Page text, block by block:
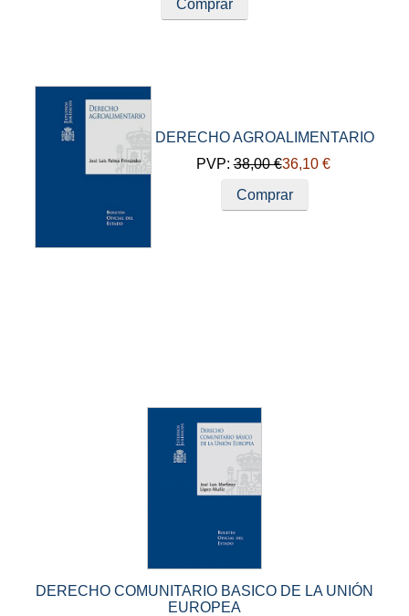
Comprar
DERECHO AGROALIMENTARIO
PVP:38,00 €36,10 €
Comprar
DERECHO COMUNITARIO BASICO DE LA UNIÓN
EUROPEA